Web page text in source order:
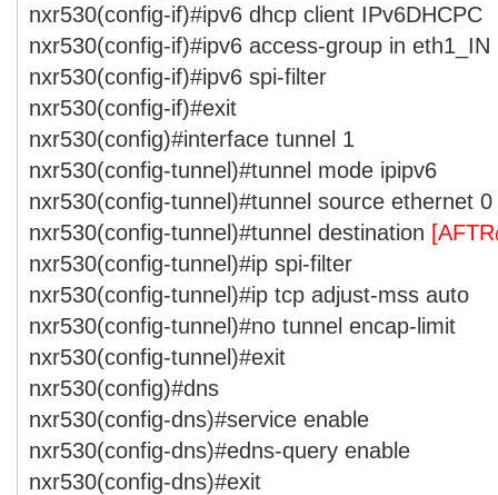
nxr530(config-if)#ipv6 dhcp client IPv6DHCPC
nxr530(config-if)#ipv6 access-group in eth1_IN
nxr530(config-if)#ipv6 spi-filter
nxr530(config-if)#exit
nxr530(config)#interface tunnel 1
nxr530(config-tunnel)#tunnel mode ipipv6
nxr530(config-tunnel)#tunnel source ethernet 0
nxr530(config-tunnel)#tunnel destination
nxr530(config-tunnel)#ip spi-filter
nxr530(config-tunnel)#ip tcp adjust-mss auto
nxr530(config-tunnel)#no tunnel encap-limit
nxr530(config-tunnel)#exit
nxr530(config)#dns
nxr530(config-dns)#service enable
nxr530(config-dns)#edns-query enable
nxr530(config-dns)#exit